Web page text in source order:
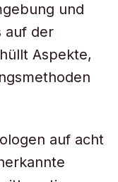
und
auf der
Aspekte,
auf acht